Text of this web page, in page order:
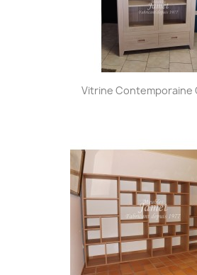
Vitrine Contemporaine